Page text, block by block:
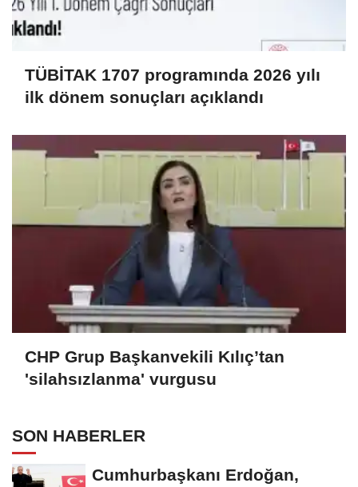
TÜBİTAK 1707 programında 2026 yılı
ilk dönem sonuçları açıklandı
CHP Grup Başkanvekili Kılıç’tan
'silahsızlanma' vurgusu
SON HABERLER
Cumhurbaşkanı Erdoğan,